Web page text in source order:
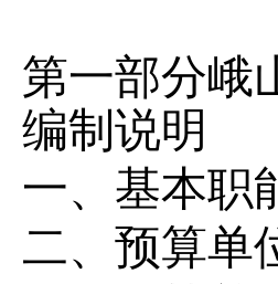
第一部分峨
编制说明
一、基本职
二、预算单